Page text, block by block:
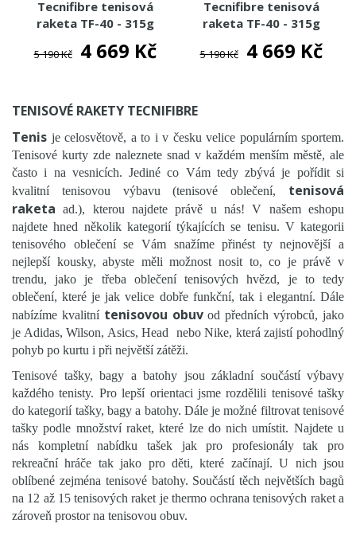
Tecnifibre tenisová
raketa TF-40 - 315g
5 190 Kč 4 669 Kč
Tecnifibre tenisová
raketa TF-40 - 315g
5 190 Kč 4 669 Kč
TENISOVÉ RAKETY TECNIFIBRE
Tenis je celosvětově, a to i v česku velice populárním sportem.
Tenisové kurty zde naleznete snad v každém menším městě, ale
často i na vesnicích. Jediné co Vám tedy zbývá je pořídit si
kvalitní tenisovou výbavu (tenisové oblečení,
tenisová
raketa ad.), kterou najdete právě u nás! V našem eshopu
najdete hned několik kategorií týkajících se tenisu. V kategorii
tenisového oblečení se Vám snažíme přinést ty nejnovější a
nejlepší kousky, abyste měli možnost nosit to, co je právě v
trendu, jako je třeba oblečení tenisových hvězd, je to tedy
oblečení, které je jak velice dobře funkční, tak i elegantní. Dále
nabízíme kvalitní tenisovou obuvod předních výrobců, jako
je Adidas, Wilson, Asics, Head nebo Nike, která zajistí pohodlný
pohyb po kurtu i při největší zátěži.
Tenisové tašky, bagy a batohy jsou základní součástí výbavy
každého tenisty. Pro lepší orientaci jsme rozdělili tenisové tašky
do kategorií tašky, bagy a batohy. Dále je možné filtrovat tenisové
tašky podle množství raket, které lze do nich umístit. Najdete u
nás kompletní nabídku tašek jak pro profesionály tak pro
rekreační hráče tak jako pro děti, které začínají. U nich jsou
oblíbené zejména tenisové batohy. Součástí těch největších bagů
na 12 až 15 tenisových raket je thermo ochrana tenisových raket a
zároveň prostor na tenisovou obuv.